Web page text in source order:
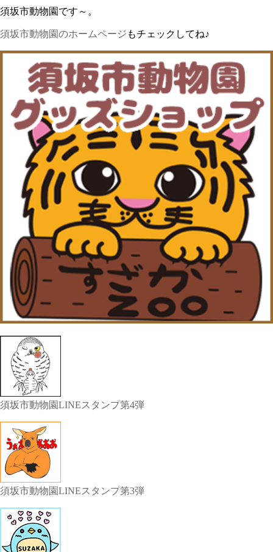
須坂市動物園です～。
須坂市動物園のホームページ もチェックしてね♪
須坂市動物園LINEスタンプ第4弾
須坂市動物園LINEスタンプ第3弾